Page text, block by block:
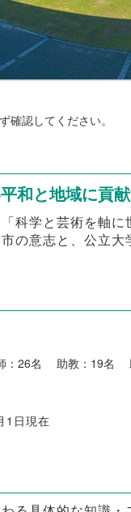
確認してください。
和と地域に貢
科学と芸術を軸
の意志と、公立
26名 助教：19名
1日現在